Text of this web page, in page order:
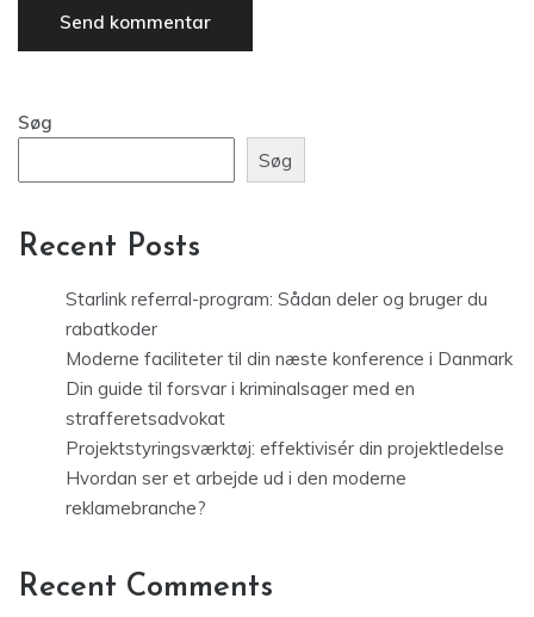
Søg
Søg
Recent Posts
Starlink referral-program: Sådan deler og bruger du
rabatkoder
Moderne faciliteter til din næste konference i Danmark
Din guide til forsvar i kriminalsager med en
strafferetsadvokat
Projektstyringsværktøj: effektivisér din projektledelse
Hvordan ser et arbejde ud i den moderne
reklamebranche?
Recent Comments